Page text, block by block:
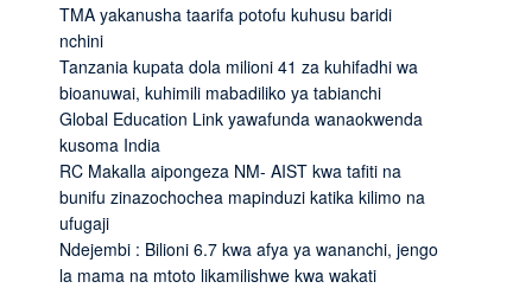
TMA yakanusha taarifa potofu kuhusu baridi
nchini
Tanzania kupata dola milioni 41 za kuhifadhi wa
bioanuwai, kuhimili mabadiliko ya tabianchi
Global Education Link yawafunda wanaokwenda
kusoma India
RC Makalla aipongeza NM- AIST kwa tafiti na
bunifu zinazochochea mapinduzi katika kilimo na
ufugaji
Ndejembi : Bilioni 6.7 kwa afya ya wananchi, jengo
la mama na mtoto likamilishwe kwa wakati